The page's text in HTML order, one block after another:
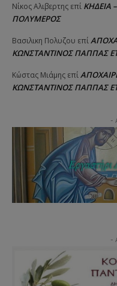
Νίκος Αλιβερτης επί ΚΗΔΕΙΑ
ΠΟΛΥΜΕΡΟΣ
Βασιλικη Πολυζου επί
ΚΩΝΣΤΑΝΤΙΝΟΣ ΠΑΠΠΑΣ
Κώστας Μιάμης επί
ΚΩΝΣΤΑΝΤΙΝΟΣ ΠΑΠΠΑΣ
-
-